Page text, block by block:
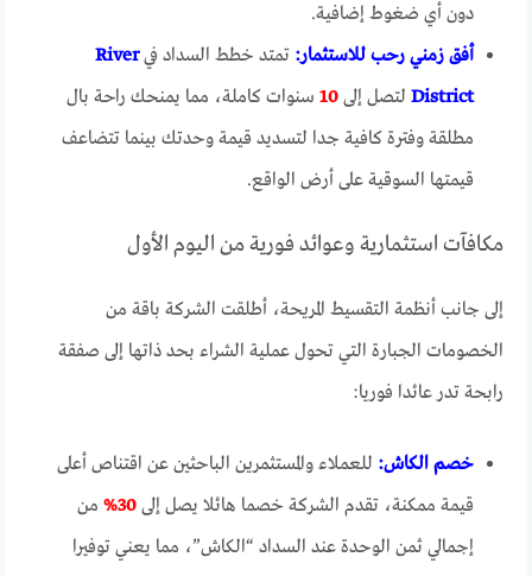
دون أي ضغوط إضافية.
أفق زمني رحب للاستثمار: تمتد خطط السداد فيRiver
District لتصل إلى10 سنوات كاملة، مما يمنحك راحة بال
مطلقة وفترة كافية جدا لتسديد قيمة وحدتك بينما تتضاعف
قيمتها السوقية على أرض الواقع.
مكافآت استثمارية وعوائد فورية من اليوم الأول
إلى جانب أنظمة التقسيط المريحة، أطلقت الشركة باقة من
الخصومات الجبارة التي تحول عملية الشراء بحد ذاتها إلى صفقة
رابحة تدر عائدا فوريا:
خصم الكاش: للعملاء والمستثمرين الباحثين عن اقتناص أعلى
قيمة ممكنة، تقدم الشركة خصما هائلا يصل إلى30%
من
إجمالي ثمن الوحدة عند السداد “الكاش”، مما يعني توفيرا